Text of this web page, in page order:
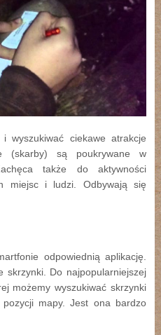
wyszukiwać ciekawe atrakcje
(skarby) są poukrywane w
także do aktywności
miejsc i ludzi. Odbywają się
odpowiednią aplikację.
skrzynki. Do najpopularniejszej
możemy wyszukiwać skrzynki
mapy. Jest ona bardzo